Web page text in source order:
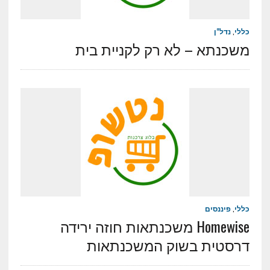
כללי נדל"ן
משכנתא – לא רק לקניית בית
כללי פיננסים
Homewise משכנתאות חוזה ירידה
דרסטית בשוק המשכנתאות